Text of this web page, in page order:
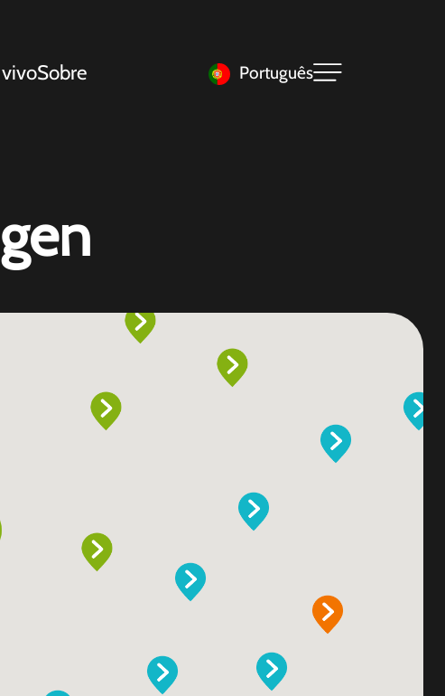
Sobre Português